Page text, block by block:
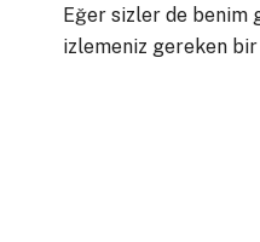
Eğer sizler de benim
izlemeniz gereken